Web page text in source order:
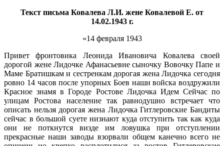
Текст письма Ковалева Л.И. жене Ковалевой Е. от
14.02.1943 г.
«14 февраля 1943
Привет фронтовика Леонида Ивановича Ковалева своей
дорогой жене Лидочке Афанасьевне сыночку Вовочку Папе и
Маме Братишкам и сестренкам дорогая жена Лидочка сегодня
ровно 14 часов после упорных Боев наши войска воздружили
Красное знамя в Городе Ростове Лидочка Идем Сейчас по
улицам Ростова население так равнодушно встречает что
описать нельзя дорогая жена Лидочка Гитлеровские Бандиты
сейчас в большой суете низнают куда отступить так как куда
они не поткнутся визде им ловушка при отступлении
прекрасные наши заводы взорвали общем канечно всего не